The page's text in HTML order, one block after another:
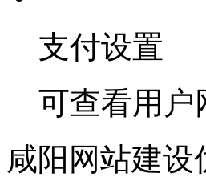
支付设置
可查看用户
咸阳网站建设